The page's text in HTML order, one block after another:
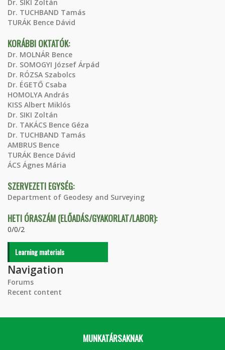
Dr. SIKI Zoltán
Dr. TUCHBAND Tamás
TURÁK Bence Dávid
KORÁBBI OKTATÓK:
Dr. MOLNÁR Bence
Dr. SOMOGYI József Árpád
Dr. RÓZSA Szabolcs
Dr. ÉGETŐ Csaba
HOMOLYA András
KISS Albert Miklós
Dr. SIKI Zoltán
Dr. TAKÁCS Bence Géza
Dr. TUCHBAND Tamás
AMBRUS Bence
TURÁK Bence Dávid
ÁCS Ágnes Mária
SZERVEZETI EGYSÉG:
Department of Geodesy and Surveying
HETI ÓRASZÁM (ELŐADÁS/GYAKORLAT/LABOR):
0/0/2
Learning materials
Navigation
Forums
Recent content
MUNKATÁRSAKNAK